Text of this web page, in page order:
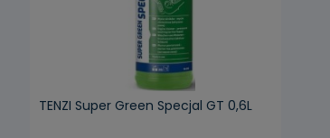
TENZI Super Green Specjal GT 0,6L